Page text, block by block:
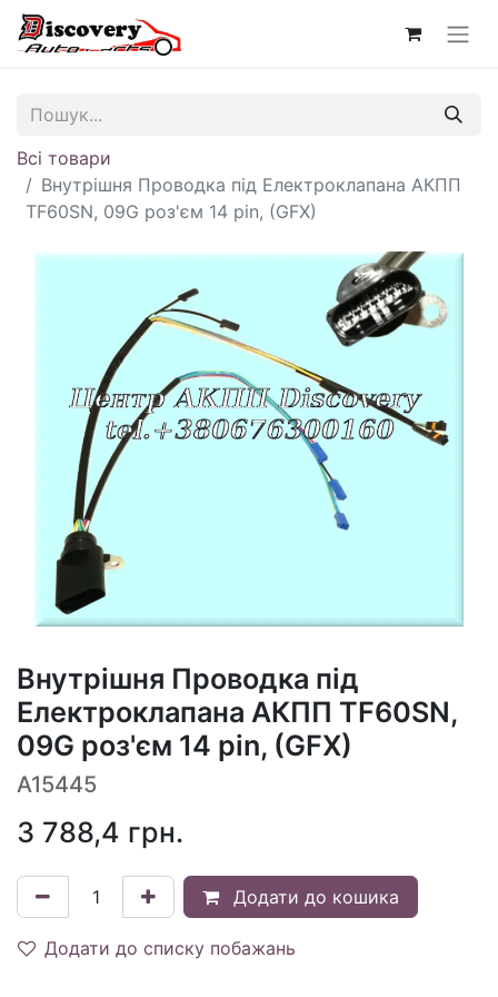
Всі товари
Внутрішня Проводка під Електроклапана АКПП
TF60SN, 09G роз'єм 14 pin, (GFX)
Внутрішня Проводка під
Електроклапана АКПП TF60SN,
09G роз'єм 14 pin, (GFX)
A15445
3 788,4 грн.
Додати до кошика
Додати до списку побажань